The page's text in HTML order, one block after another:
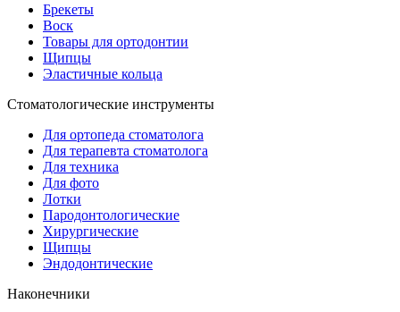
Брекеты
Воск
Товары для ортодонтии
Щипцы
Эластичные кольца
Стоматологические инструменты
Для ортопеда стоматолога
Для терапевта стоматолога
Для техника
Для фото
Лотки
Пародонтологические
Хирургические
Щипцы
Эндодонтические
Наконечники